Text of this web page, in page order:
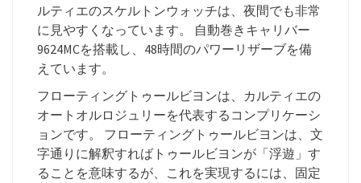
ルティエのスケルトンウォッチは、夜間でも非常
に見やすくなっています。 自動巻きキャリバー
9624MCを搭載し、48時間のパワーリザーブを備
えています。
フローティングトゥールビヨンは、カルティエの
オートオルロジュリーを代表するコンプリケーシ
ョンです。 フローティングトゥールビヨンは、文
字通りに解釈すればトゥールビヨンが「浮遊」す
ることを意味するが、これを実現するには、固定